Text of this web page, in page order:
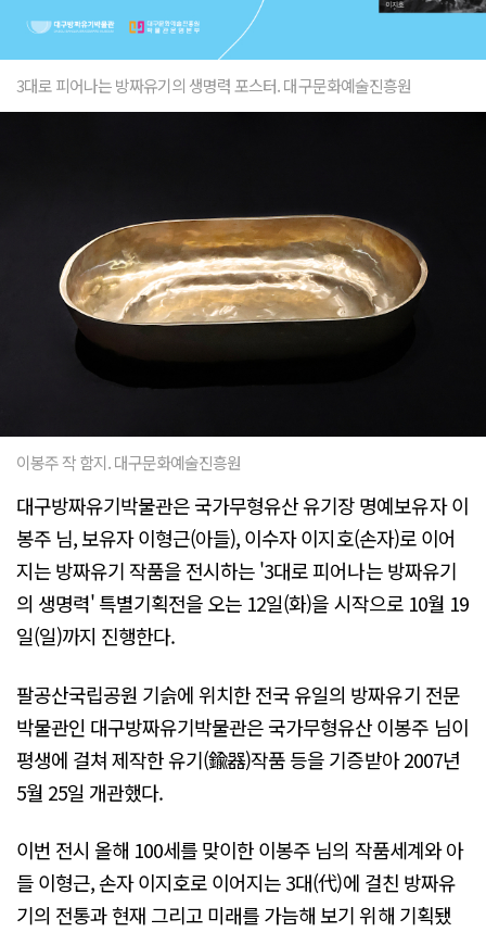
3대로 피어나는 방짜유기의 생명력 포스터. 대구문화예술진흥원
이봉주 작 함지. 대구문화예술진흥원
대구방짜유기박물관은 국가무형유산 유기장 명예보유자 이
봉주 님, 보유자 이형근(아들), 이수자 이지호(손자)로 이어
지는 방짜유기 작품을 전시하는 '3대로 피어나는 방짜유기
의 생명력' 특별기획전을 오는 12일(화)을 시작으로 10월 19
일(일)까지 진행한다.
팔공산국립공원 기슭에 위치한 전국 유일의 방짜유기 전문
박물관인 대구방짜유기박물관은 국가무형유산 이봉주 님이
평생에 걸쳐 제작한 유기(鍮器)작품 등을 기증받아 2007년
5월 25일 개관했다.
이번 전시 올해 100세를 맞이한 이봉주 님의 작품세계와 아
들 이형근, 손자 이지호로 이어지는 3대(代)에 걸친 방짜유
기의 전통과 현재 그리고 미래를 가늠해 보기 위해 기획됐